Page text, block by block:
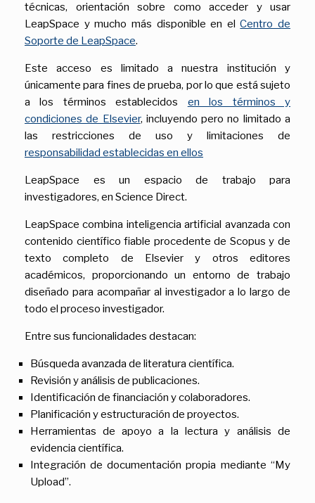
técnicas, orientación sobre como acceder y usar
LeapSpace y mucho más disponible en elCentro de
Soporte de LeapSpace.
Este acceso es limitado a nuestra institución y
únicamente para fines de prueba, por lo que está sujeto
a los términos establecidos en los términos y
condiciones de Elsevier, incluyendo pero no limitado a
las restricciones de uso y limitaciones de
responsabilidad establecidas en ellos
LeapSpace es un espacio de trabajo para
investigadores, en Science Direct.
LeapSpace combina inteligencia artificial avanzada con
contenido científico fiable procedente de Scopus y de
texto completo de Elsevier y otros editores
académicos, proporcionando un entorno de trabajo
diseñado para acompañar al investigador a lo largo de
todo el proceso investigador.
Entre sus funcionalidades destacan:
Búsqueda avanzada de literatura científica.
Revisión y análisis de publicaciones.
Identificación de financiación y colaboradores.
Planificación y estructuración de proyectos.
Herramientas de apoyo a la lectura y análisis de
evidencia científica.
Integración de documentación propia mediante “My
Upload”.